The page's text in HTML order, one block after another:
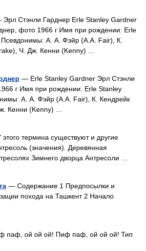
Стэнли Гарднер Erle Stanley Gardner
фото 1966 г Имя при рождении: Erle
А. А. Фэйр (A.A. Fair), К.
Ч. Дж. Кенни (Kenny) …
— Erle Stanley Gardner Эрл Стэнли
г Имя при рождении: Erle Stanley
А. А. Фэйр (A.A. Fair), К. Кендрейк
Кенни (Kenny) …
термина существуют и другие
(значения). Деревянная
Зимнего дворца Антресоли …
— Содержание 1 Предпосылки и
похода на Ташкент 2 Начало
паф, ой ой ой! Пиф паф, ой ой ой! Тип